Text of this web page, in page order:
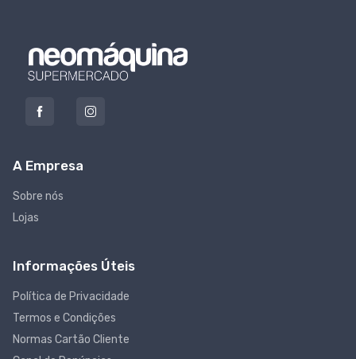
A Empresa
Sobre nós
Lojas
Informações Úteis
Política de Privacidade
Termos e Condições
Normas Cartão Cliente